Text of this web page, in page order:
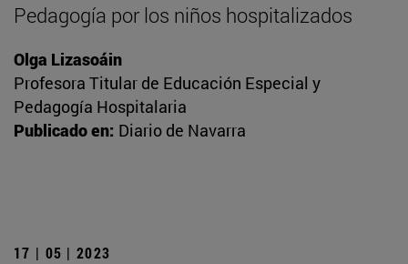
Pedagogía por los niños hospitalizados
Olga Lizasoáin
Profesora Titular de Educación Especial y
Pedagogía Hospitalaria
Publicado en: Diario de Navarra
17 | 05 | 2023